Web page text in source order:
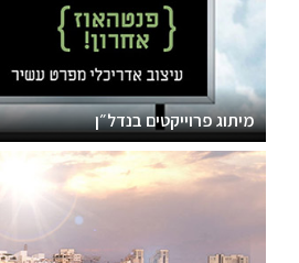
מיתוג פרוייקטים בנדל״ן